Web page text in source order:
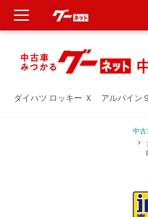
ダイハツ ロッキー Ｘ アルパイン
中古
新車
中古車